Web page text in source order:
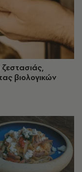
βιολογικών